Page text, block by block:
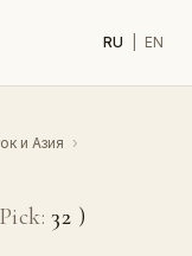
RU EN
и Азия
›
Pick: 32 )